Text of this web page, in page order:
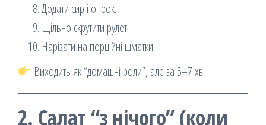
Додати сир і огірок.
Щільно скрутити рулет.
Нарізати на порційні шматки.
Виходить як “домашні роли”, але за 5–7 хв.
2. Салат “з нічого” (коли